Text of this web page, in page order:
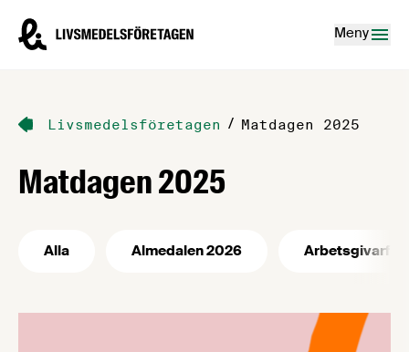
Livsmedelsföretagen – till startsidan
Meny
Livsmedelsföretagen / Matdagen 2025
Matdagen 2025
Alla Almedalen 2026